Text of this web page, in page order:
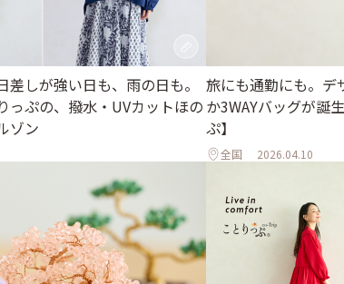
差しが強い日も、雨の日も。
ぷの、撥水・UVカットほの
ゾン
旅にも通勤にも。デ
か3WAYバッグが誕
ぷ】
全国 2026.04.10